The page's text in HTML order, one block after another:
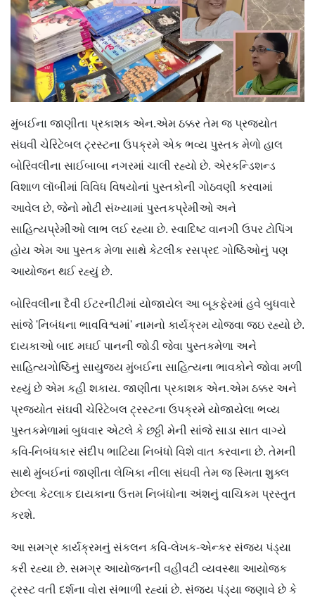
મુંબઈના જાણીતા પ્રકાશક એન.એમ ઠક્કર તેમ જ પ્રજ્યોત
સંઘવી ચેરિટેબલ ટ્રસ્ટના ઉપક્રમે એક ભવ્ય પુસ્તક મેળો હાલ
બોરિવલીના સાઈબાબા નગરમાં ચાલી રહ્યો છે. એરકન્ડિશન્ડ
વિશાળ લૉબીમાં વિવિધ વિષયોનાં પુસ્તકોની ગોઠવણી કરવામાં
આવેલ છે, જેનો મોટી સંખ્યામાં પુસ્તકપ્રેમીઓ અને
સાહિત્યપ્રેમીઓ લાભ લઈ રહ્યા છે. સ્વાદિષ્ટ વાનગી ઉપર ટોપિંગ
હોય એમ આ પુસ્તક મેળા સાથે કેટલીક રસપ્રદ ગોષ્ઠિઓનું પણ
આયોજન થઈ રહ્યું છે.
બોરિવલીના દૈવી ઈટરનીટીમાં યોજાયેલ આ બૂકફેરમાં હવે બુધવારે
સાંજે 'નિબંધના ભાવવિશ્વમાં' નામનો કાર્યક્રમ યોજવા જઇ રહ્યો છે.
દાયકાઓ બાદ મઘઈ પાનની જોડી જેવા પુસ્તકમેળા અને
સાહિત્યગોષ્ઠિનું સાયુજ્ય મુંબઈના સાહિત્યના ભાવકોને જોવા મળી
રહ્યું છે એમ કહી શકાય. જાણીતા પ્રકાશક એન.એમ ઠક્કર અને
પ્રજ્યોત સંઘવી ચેરિટેબલ ટ્રસ્ટના ઉપક્રમે યોજાયેલા ભવ્ય
પુસ્તકમેળામાં બુધવાર એટલે કે છઠ્ઠી મેની સાંજે સાડા સાત વાગ્યે
કવિ-નિબંધકાર સંદીપ ભાટિયા નિબંધો વિશે વાત કરવાના છે. તેમની
સાથે મુંબઈનાં જાણીતા લેખિકા નીલા સંઘવી તેમ જ સ્મિતા શુક્લ
છેલ્લા કેટલાક દાયકાના ઉત્તમ નિબંધોના અંશનું વાચિકમ પ્રસ્તુત
કરશે.
આ સમગ્ર કાર્યક્રમનું સંકલન કવિ-લેખક-એન્કર સંજય પંડ્યા
કરી રહ્યા છે. સમગ્ર આયોજનની વહીવટી વ્યવસ્થા આયોજક
ટ્રસ્ટ વતી દર્શના વોરા સંભાળી રહ્યાં છે. સંજય પંડ્યા જણાવે છે કે